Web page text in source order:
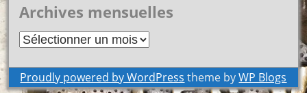
Archives mensuelles
Archives
Proudly powered by WordPress theme byWP Blogs